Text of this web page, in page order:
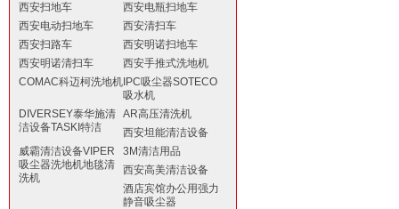
西安扫地车
西安电瓶扫地车
西安电动扫地车
西安清扫车
西安扫路车
西安明诺扫地车
西安明诺清扫车
西安手推式洗地机
COMAC科迈柯洗地机 IPC吸尘器SOTECO
吸水机
DIVERSEY泰华施清
洁设备TASKI特洁
AR高压清洗机
西安坦能清洁设备
威霸清洁设备VIPER
吸尘器洗地机地毯清
洗机
3M清洁用品
西安高美清洁设备
酒店宾馆办公用强力
静音吸尘器